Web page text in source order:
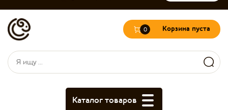
Форма поиска
Поиск
0 Корзина пуста
Каталог товаров